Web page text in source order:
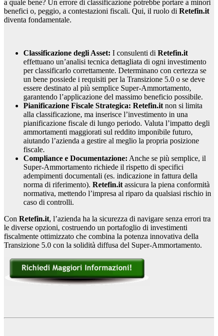
a quale bene? Un errore di classificazione potrebbe portare a minori
benefici o, peggio, a contestazioni fiscali. Qui, il ruolo di Retefin.it
diventa fondamentale.
Classificazione degli Asset: I consulenti di Retefin.it
effettuano un’analisi tecnica dettagliata di ogni investimento
per classificarlo correttamente. Determinano con certezza se
un bene possiede i requisiti per la Transizione 5.0 o se deve
essere destinato al più semplice Super-Ammortamento,
garantendo l’applicazione del massimo beneficio possibile.
Pianificazione Fiscale Strategica: Retefin.it non si limita
alla classificazione, ma inserisce l’investimento in una
pianificazione fiscale di lungo periodo. Valuta l’impatto degli
ammortamenti maggiorati sul reddito imponibile futuro,
aiutando l’azienda a gestire al meglio la propria posizione
fiscale.
Compliance e Documentazione: Anche se più semplice, il
Super-Ammortamento richiede il rispetto di specifici
adempimenti documentali (es. indicazione in fattura della
norma di riferimento). Retefin.it assicura la piena conformità
normativa, mettendo l’impresa al riparo da qualsiasi rischio in
caso di controlli.
Con Retefin.it, l’azienda ha la sicurezza di navigare senza errori tra
le diverse opzioni, costruendo un portafoglio di investimenti
fiscalmente ottimizzato che combina la potenza innovativa della
Transizione 5.0 con la solidità diffusa del Super-Ammortamento.